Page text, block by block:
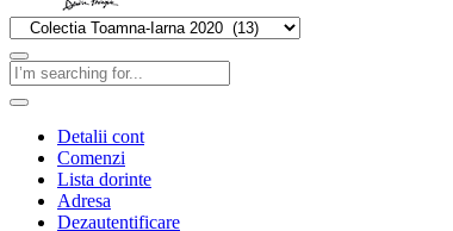
Detalii cont
Comenzi
Lista dorinte
Adresa
Dezautentificare